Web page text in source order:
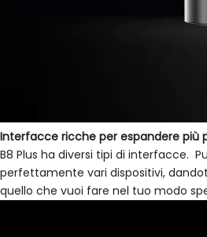
Interfacce ricche per espandere più
B8 Plus ha diversi tipi di interfacce.
perfettamente vari dispositivi,
quello che vuoi fare nel tuo modo